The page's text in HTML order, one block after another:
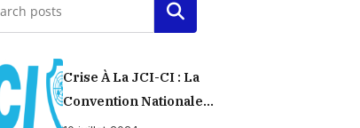
Rechercher
Crise À La JCI-CI : La
Convention Nationale